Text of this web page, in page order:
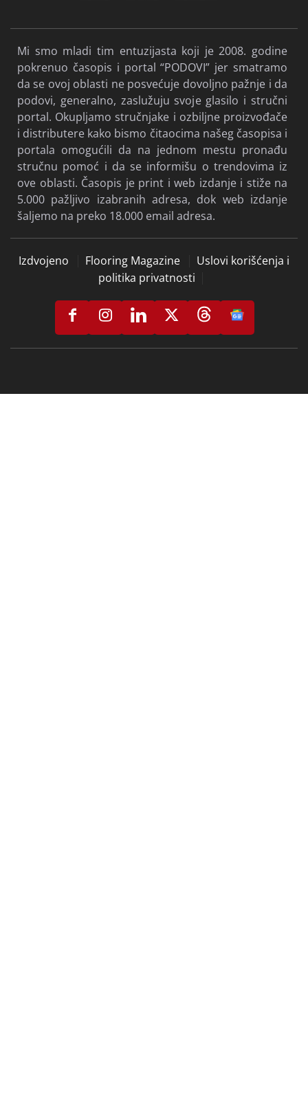
Mi smo mladi tim entuzijasta koji je 2008. godine
pokrenuo časopis i portal “PODOVI” jer smatramo
da se ovoj oblasti ne posvećuje dovoljno pažnje i da
podovi, generalno, zaslužuju svoje glasilo i stručni
portal. Okupljamo stručnjake i ozbiljne proizvođače
i distributere kako bismo čitaocima našeg časopisa i
portala omogućili da na jednom mestu pronađu
stručnu pomoć i da se informišu o trendovima iz
ove oblasti. Časopis je print i web izdanje i stiže na
5.000 pažljivo izabranih adresa, dok web izdanje
šaljemo na preko 18.000 email adresa.
Izdvojeno Flooring Magazine
Uslovi korišćenja i
politika privatnosti